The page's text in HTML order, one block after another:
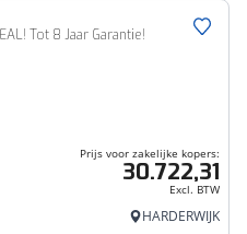
Tot 8 Jaar Garantie!
Prijs voor zakelijke kopers:
30.722,31
Excl. BTW
HARDERWIJK